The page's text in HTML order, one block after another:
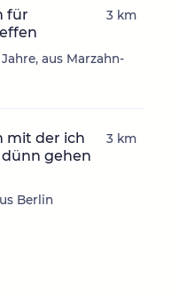
für
aus Marzahn-
3 km
mit der ich
gehen
Berlin
3 km